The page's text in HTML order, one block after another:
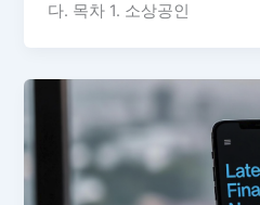
다. 목차 1. 소상공인